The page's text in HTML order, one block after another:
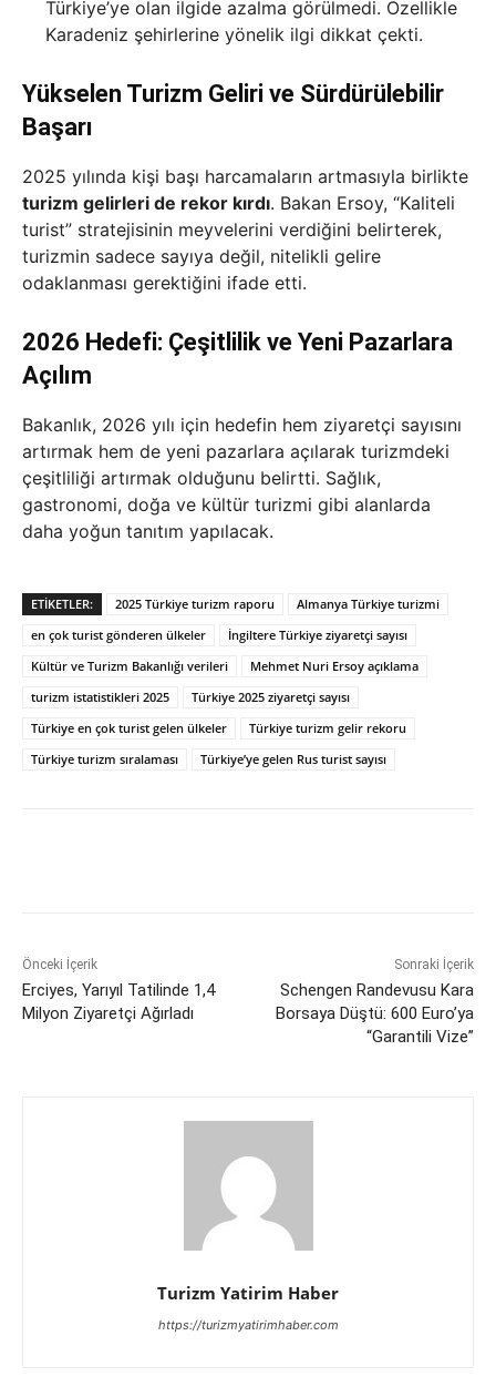
Türkiye’ye olan ilgide azalma görülmedi. Özellikle
Karadeniz şehirlerine yönelik ilgi dikkat çekti.
Yükselen Turizm Geliri ve Sürdürülebilir
Başarı
2025 yılında kişi başı harcamaların artmasıyla birlikte
turizm gelirleri de rekor kırdı. Bakan Ersoy, “Kaliteli
turist” stratejisinin meyvelerini verdiğini belirterek,
turizmin sadece sayıya değil, nitelikli gelire
odaklanması gerektiğini ifade etti.
2026 Hedefi: Çeşitlilik ve Yeni Pazarlara
Açılım
Bakanlık, 2026 yılı için hedefin hem ziyaretçi sayısını
artırmak hem de yeni pazarlara açılarak turizmdeki
çeşitliliği artırmak olduğunu belirtti. Sağlık,
gastronomi, doğa ve kültür turizmi gibi alanlarda
daha yoğun tanıtım yapılacak.
ETIKETLER: 2025 Türkiye turizm raporu
Almanya Türkiye turizmi
en çok turist gönderen ülkeler
İngiltere Türkiye ziyaretçi sayısı
Kültür ve Turizm Bakanlığı verileri
Mehmet Nuri Ersoy açıklama
turizm istatistikleri 2025
Türkiye 2025 ziyaretçi sayısı
Türkiye en çok turist gelen ülkeler
Türkiye turizm gelir rekoru
Türkiye turizm sıralaması
Türkiye’ye gelen Rus turist sayısı
Önceki İçerik
Erciyes, Yarıyıl Tatilinde 1,4
Milyon Ziyaretçi Ağırladı
Sonraki İçerik
Schengen Randevusu Kara
Borsaya Düştü: 600 Euro’ya
“Garantili Vize”
Turizm Yatirim Haber
https://turizmyatirimhaber.com